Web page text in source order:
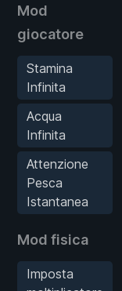
Mod
giocatore
Stamina
Infinita
Acqua
Infinita
Attenzione
Pesca
Istantanea
Mod fisica
Imposta